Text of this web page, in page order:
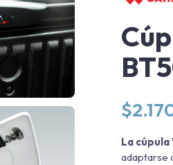
$
La cúpula
adaptarse